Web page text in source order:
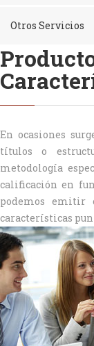
Otros Servicios
En ocasiones
títulos o
metodología
calificación en
podemos emitir
características